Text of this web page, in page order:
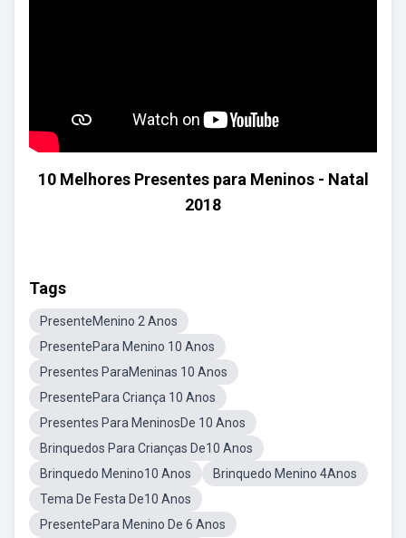
10 Melhores Presentes para Meninos - Natal
2018
Tags
PresenteMenino 2 Anos
PresentePara Menino 10 Anos
Presentes ParaMeninas 10 Anos
PresentePara Criança 10 Anos
Presentes Para MeninosDe 10 Anos
Brinquedos Para Crianças De10 Anos
Brinquedo Menino10 Anos
Brinquedo Menino 4Anos
Tema De Festa De10 Anos
PresentePara Menino De 6 Anos